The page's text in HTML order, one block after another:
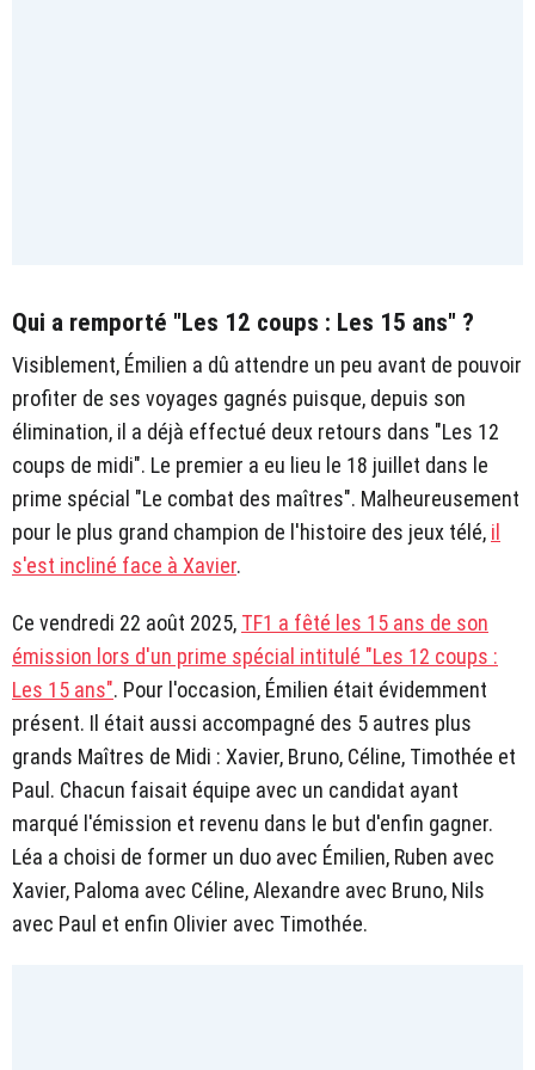
Qui a remporté "Les 12 coups : Les 15 ans" ?
Visiblement, Émilien a dû attendre un peu avant de pouvoir
profiter de ses voyages gagnés puisque, depuis son
élimination, il a déjà effectué deux retours dans "Les 12
coups de midi". Le premier a eu lieu le 18 juillet dans le
prime spécial "Le combat des maîtres". Malheureusement
pour le plus grand champion de l'histoire des jeux télé, il
s'est incliné face à Xavier.
Ce vendredi 22 août 2025, TF1 a fêté les 15 ans de son
émission lors d'un prime spécial intitulé "Les 12 coups :
Les 15 ans". Pour l'occasion, Émilien était évidemment
présent. Il était aussi accompagné des 5 autres plus
grands Maîtres de Midi : Xavier, Bruno, Céline, Timothée et
Paul. Chacun faisait équipe avec un candidat ayant
marqué l'émission et revenu dans le but d'enfin gagner.
Léa a choisi de former un duo avec Émilien, Ruben avec
Xavier, Paloma avec Céline, Alexandre avec Bruno, Nils
avec Paul et enfin Olivier avec Timothée.